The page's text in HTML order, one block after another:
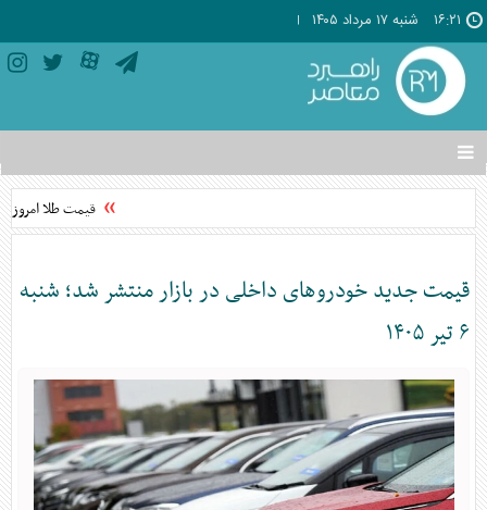
۱۶:۲۱ شنبه ۱۷ مرداد ۱۴۰۵
تغییر
وضعیت
منوی
ها
قیمت طلا امروز شنبه ۱۷ مرداد
قیمت جدید خودرو‌های داخلی در بازار منتشر شد؛ شنبه
۶ تیر ۱۴۰۵